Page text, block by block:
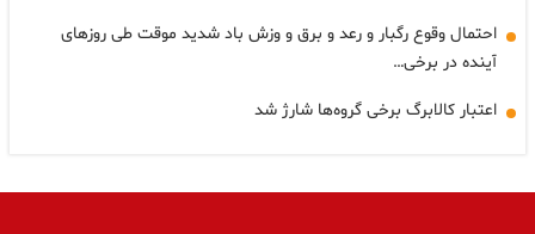
احتمال وقوع رگبار و رعد و برق و وزش باد شدید موقت طی روزهای
آینده در برخی…
اعتبار کالابرگ برخی گروه‌ها شارژ شد